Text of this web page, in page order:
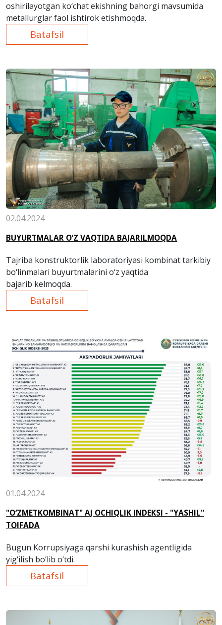
oshirilayotgan ko‘chat ekishning bahorgi mavsumida
metallurglar faol ishtirok etishmoqda.
Batafsil
02.04.2024
BUYURTMALAR O‘Z VAQTIDA BAJARILMOQDA
Tajriba konstruktorlik laboratoriyasi kombinat tarkibiy
bo‘linmalari buyurtmalarini o‘z yaqtida
bajarib kelmoqda.
Batafsil
01.04.2024
"O‘ZMETKOMBINAT" AJ OCHIQLIK INDEKSI - "YASHIL"
TOIFADA
Bugun Korrupsiyaga qarshi kurashish agentligida
yig‘ilish bo‘lib o‘tdi.
Batafsil